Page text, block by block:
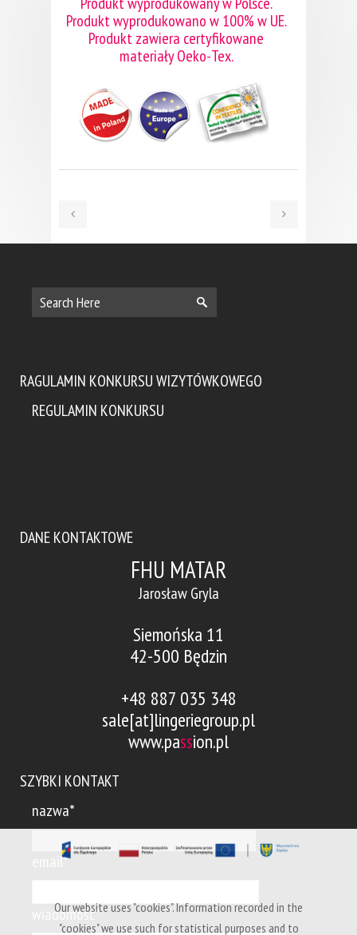
Produkt wyprodukowano w 100% w UE.
Produkt zawiera certyfikowane
materiały Oeko-Tex.
RAGULAMIN KONKURSU WIZYTÓWKOWEGO
REGULAMIN KONKURSU
DANE KONTAKTOWE
FHU MATAR
Jarosław Gryla
Siemońska 11
42-500 Będzin
+48 887 035 348
sale[at]lingeriegroup.pl
www.passion.pl
SZYBKI KONTAKT
nazwa*
email*
wiadomość*
Our website uses "cookies". Information recorded in the
"cookies" we use such for statistical purposes and to